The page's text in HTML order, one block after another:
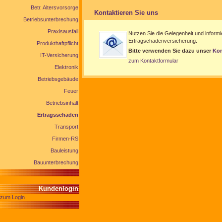
Betr. Altersvorsorge
Betriebsunterbrechung
Praxisausfall
Produkthaftpflicht
IT-Versicherung
Elektronik
Betriebsgebäude
Feuer
Betriebsinhalt
Ertragsschaden
Transport
Firmen-RS
Bauleistung
Bauunterbrechung
Kundenlogin
zum Login
Kontaktieren Sie uns
Nutzen Sie die Gelegenheit und
Ertragschadenversicherung.
Bitte verwenden Sie dazu unser
zum Kontaktformular